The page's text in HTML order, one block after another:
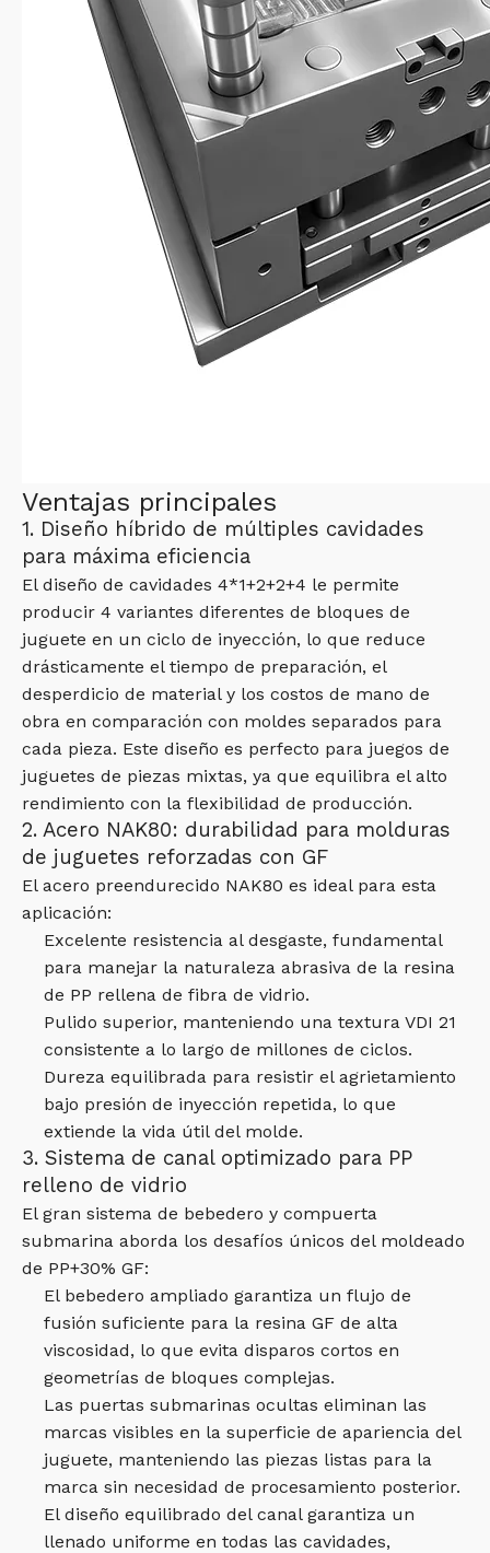
Ventajas principales
1. Diseño híbrido de múltiples cavidades
para máxima eficiencia
El diseño de cavidades 4*1+2+2+4 le permite
producir 4 variantes diferentes de bloques de
juguete en un ciclo de inyección, lo que reduce
drásticamente el tiempo de preparación, el
desperdicio de material y los costos de mano de
obra en comparación con moldes separados para
cada pieza. Este diseño es perfecto para juegos de
juguetes de piezas mixtas, ya que equilibra el alto
rendimiento con la flexibilidad de producción.
2. Acero NAK80: durabilidad para molduras
de juguetes reforzadas con GF
El acero preendurecido NAK80 es ideal para esta
aplicación:
Excelente resistencia al desgaste, fundamental
para manejar la naturaleza abrasiva de la resina
de PP rellena de fibra de vidrio.
Pulido superior, manteniendo una textura VDI 21
consistente a lo largo de millones de ciclos.
Dureza equilibrada para resistir el agrietamiento
bajo presión de inyección repetida, lo que
extiende la vida útil del molde.
3. Sistema de canal optimizado para PP
relleno de vidrio
El gran sistema de bebedero y compuerta
submarina aborda los desafíos únicos del moldeado
de PP+30% GF:
El bebedero ampliado garantiza un flujo de
fusión suficiente para la resina GF de alta
viscosidad, lo que evita disparos cortos en
geometrías de bloques complejas.
Las puertas submarinas ocultas eliminan las
marcas visibles en la superficie de apariencia del
juguete, manteniendo las piezas listas para la
marca sin necesidad de procesamiento posterior.
El diseño equilibrado del canal garantiza un
llenado uniforme en todas las cavidades,